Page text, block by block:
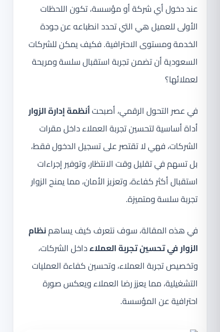
عند دخول أي شركة أو مؤسسة، تكون اللحظات
الأولى للعميل هي التي تحدد انطباعه عن جودة
الخدمة ومستوى الاحترافية. فكيف يمكن للشركات
السعودية أن تضمن تجربة استقبال سلسة ومريحة
لعملائها؟
في عصر التحول الرقمي، أصبحتأنظمة إدارة الزوار
أداة أساسية لتحسين تجربة العملاء داخل مقرات
الشركات، فهي لا تقتصر على تسجيل الدخول فقط،
بل تسهم في تقليل وقت الانتظار، وتوفير إجراءات
استقبال أكثر كفاءة، وتعزيز الأمان، مما يمنح الزوار
تجربة سلسة ومتميزة.
في هذه المقالة، سوف نتعرف كيف يساهمنظام
الزوار في تحسين تجربة العملاءداخل الشركات،
وتخصيص تجربة العملاء، وتحسين كفاءة العمليات
التشغيلية، مما يعزز رضا العملاء ويعكس صورة
احترافية عن المؤسسة.